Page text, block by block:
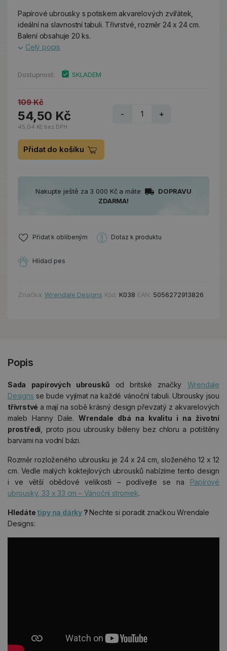
Papírové ubrousky s potiskem akvarelových zvířátek,
ideální na slavnostní tabuli. Třívrstvé, rozměr 24 x 24 cm.
Balení obsahuje 20 ks.
Celý popis
Dostupnost: SKLADEM
109 Kč
54,50 Kč
45,04 Kč bez DPH
- +
Přidat do košíku
Nakupte ještě za 3 000 Kč a máte
DOPRAVU
ZDARMA!
Přidat k oblíbeným Dotaz k produktu
Hlídací pes
Značka:Wrendale Designs Kód: K038 EAN: 5056272913826
Popis
Sada papírových ubrousků od britské značky Wrendale
Designs se bude vyjímat na každé vánoční tabuli. Ubrousky jsou
třívrstvé a mají na sobě krásný design převzatý z akvarelových
maleb Hanny Dale.Wrendale dbá na kvalitu i na životní
prostředí , proto jsou ubrousky běleny bez chloru a potištěny
barvami na vodní bázi.
Rozměr rozloženého ubrousku je 24 x 24 cm, složeného 12 x 12
cm. Vedle malých koktejlových ubrousků nabízíme tento design
i ve větší obědové velikosti – podívejte se na Papírové
ubrousky, 33 x 33 cm – Vánoční stromek.
Hledáte tipy na dárky?Nechte si poradit značkou Wrendale
Designs: